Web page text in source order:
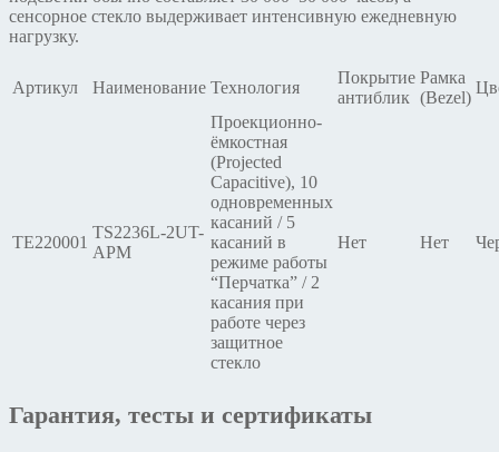
сенсорное стекло выдерживает интенсивную ежедневную
нагрузку.
Артикул Наименование Технология
Покрытие
антиблик
Рамка
(Bezel)
TE220001
TS2236L-2UT-
APM
Проекционно-
ёмкостная
(Projected
Capacitive), 10
одновременных
касаний / 5
касаний в
режиме работы
“Перчатка” / 2
касания при
работе через
защитное
стекло
Нет Нет
Гарантия, тесты и сертификаты